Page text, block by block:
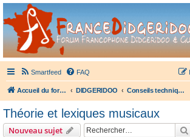
France Didgeridoo
Didgeridoo et Guimbarde sur France Didgeridoo - retrouvez la
Smartfeed FAQ
Accueil du forum DIDGERIDOO Conseils techniques didgeridoo
Théorie et lexiques musicaux
Nouveau sujet